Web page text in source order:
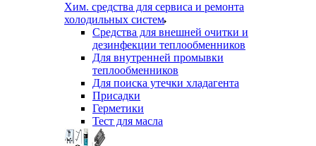
Хим. средства для сервиса и ремонта
холодильных систем
Средства для внешней очитки и
дезинфекции теплообменников
Для внутренней промывки
теплообменников
Для поиска утечки хладагента
Присадки
Герметики
Тест для масла